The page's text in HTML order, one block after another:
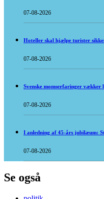
07-08-2026
Hoteller skal hjælpe turister
07-08-2026
Svenske momserfaringer vækker
07-08-2026
I anledning af 45-års jubilæum:
07-08-2026
Se også